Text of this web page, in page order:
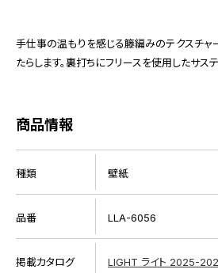
手仕事の温もりを感じる籐編みのテクスチャ
たらします。裏打ちにフリースを使用したサス
商品情報
種類 壁紙
品番 LLA-6056
掲載カタログ LIGHT ライト 2025-